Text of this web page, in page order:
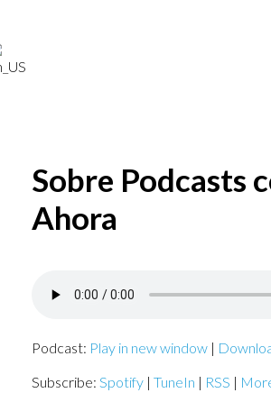
Sobre Podcasts
Ahora
Podcast: Play in new window|
Subscribe: Spotify| TuneIn | RSS |